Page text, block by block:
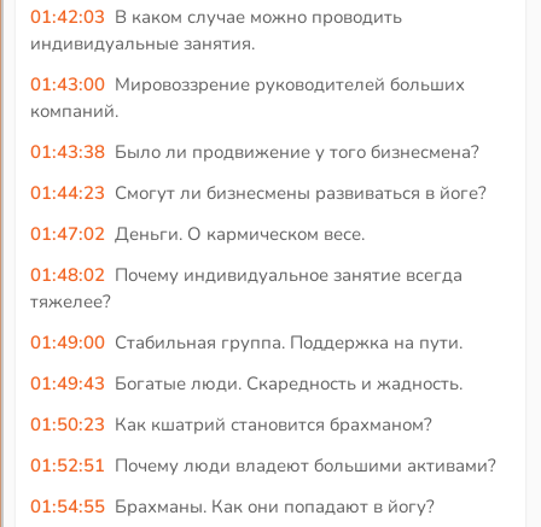
01:42:03 В каком случае можно проводить
индивидуальные занятия.
01:43:00 Мировоззрение руководителей больших
компаний.
01:43:38 Было ли продвижение у того бизнесмена?
01:44:23 Смогут ли бизнесмены развиваться в йоге?
01:47:02 Деньги. О кармическом весе.
01:48:02 Почему индивидуальное занятие всегда
тяжелее?
01:49:00 Стабильная группа. Поддержка на пути.
01:49:43 Богатые люди. Скаредность и жадность.
01:50:23 Как кшатрий становится брахманом?
01:52:51 Почему люди владеют большими активами?
01:54:55 Брахманы. Как они попадают в йогу?